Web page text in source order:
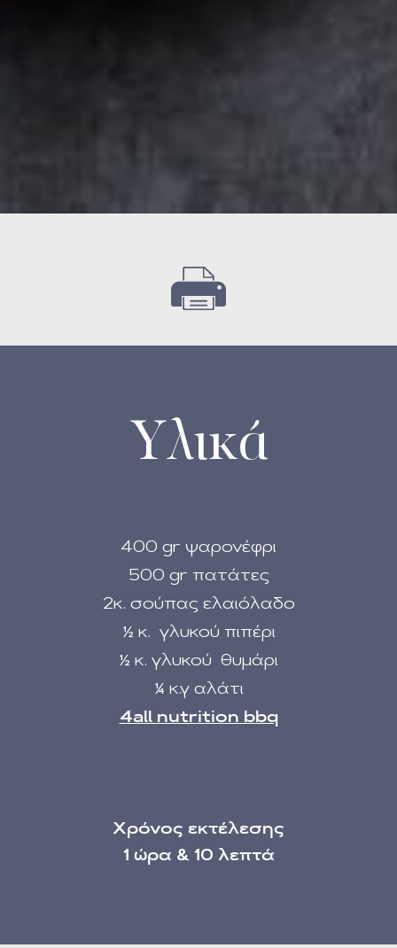
Υλικά
400 gr ψαρονέφρι
500 gr πατάτες
2κ. σούπας ελαιόλαδο
½ κ. γλυκού πιπέρι
½ κ. γλυκού θυμάρι
¼ κ.γ αλάτι
4all nutrition bbq
Χρόνος εκτέλεσης
1 ώρα & 10 λεπτά